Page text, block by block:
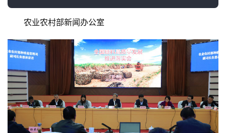
农业农村部新闻办公室